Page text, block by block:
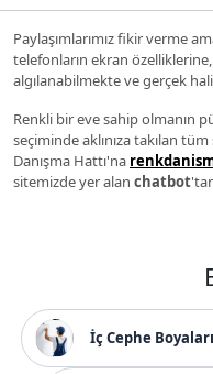
Paylaşımlarımız fikir verme
telefonların ekran özelliklerine,
algılanabilmekte ve gerçek
Renkli bir eve sahip olmanın
seçiminde aklınıza takılan
Danışma Hattı'na
sitemizde yer alan chatbot
İç Cephe Boyaları